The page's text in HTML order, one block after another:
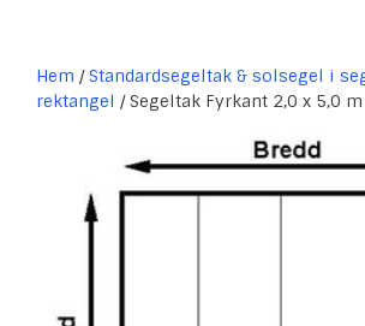
Hem /Standardsegeltak & solsegel i
rektangel / Segeltak Fyrkant 2,0 x 5,0 m